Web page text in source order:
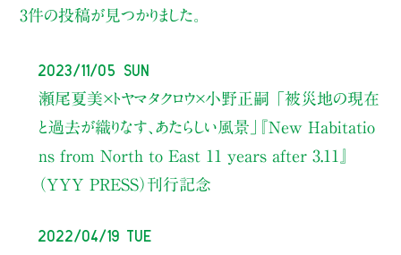
3件の投稿が見つかりました。
2023/11/05 Sun
瀬尾夏美×トヤマタクロウ×小野正嗣 「被災地の現在
と過去が織りなす、あたらしい風景」
『New Habitatio
ns from North to East 11 years after 3.11』
（YYY PRESS）刊行記念
2022/04/19 Tue